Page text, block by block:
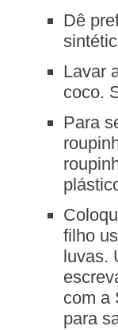
Dê
Lavar
coco.
Para
filho
luvas.
com a
para